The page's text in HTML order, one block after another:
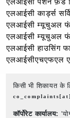
एलआईसी कार्ड्स
एलआईसी म्यूचुअल
एलआईसी म्यूचुअल
एलआईसी हाउसिंग
एलआईसीएचएफएल
किसी भी शिकायत के
कॉर्पोरेट कार्यालय: